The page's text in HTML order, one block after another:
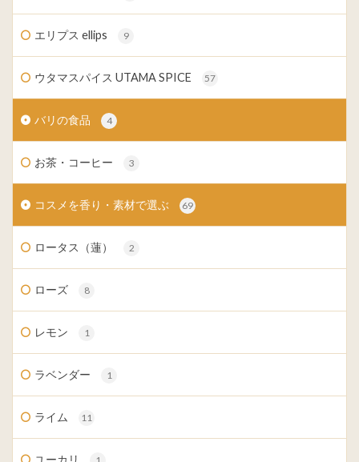
エリプス ellips 9
ウタマスパイス UTAMA SPICE 57
バリの食品 4
お茶・コーヒー 3
コスメを香り・素材で選ぶ 69
ロータス（蓮） 2
ローズ 8
レモン 1
ラベンダー 1
ライム 11
ユーカリ